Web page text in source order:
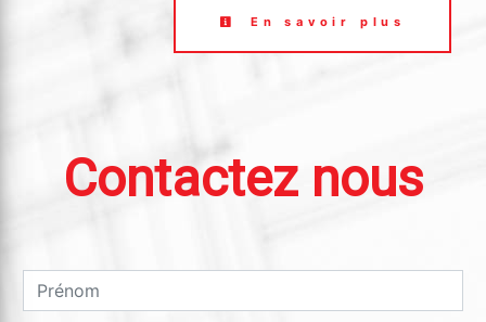
En savoir plus
Contactez nous